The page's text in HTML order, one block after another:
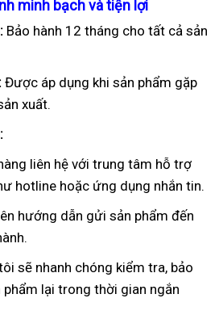
minh bạch và tiện lợi
Bảo hành 12 tháng cho tất cả sản
Được áp dụng khi sản phẩm gặp
xuất.
liên hệ với trung tâm hỗ trợ
hotline hoặc ứng dụng nhắn tin.
hướng dẫn gửi sản phẩm đến
sẽ nhanh chóng kiểm tra, bảo
phẩm lại trong thời gian ngắn